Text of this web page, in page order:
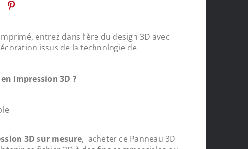
entrez dans l’ère du design 3D avec
issus de la technologie de
Impression 3D ?
3D sur mesure, acheter ce Panneau 3D